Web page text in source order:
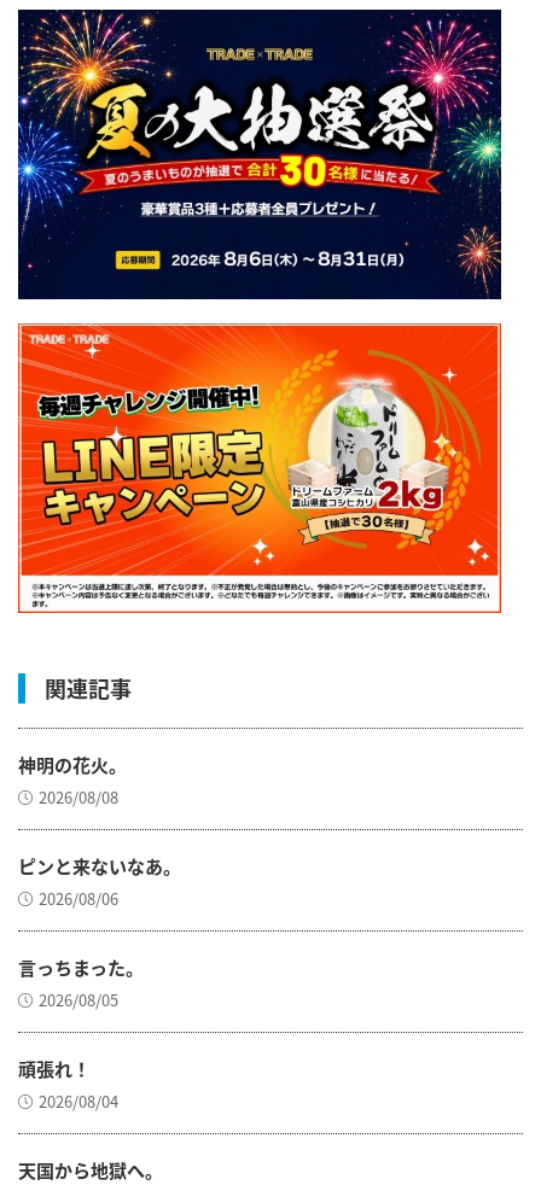
関連記事
神明の花火。
2026/08/08
ピンと来ないなあ。
2026/08/06
言っちまった。
2026/08/05
頑張れ！
2026/08/04
天国から地獄へ。